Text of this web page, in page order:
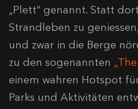
„Plett“ genannt. Statt
Strandleben zu
und zwar in die Berge
zu den sogenannten
einem wahren Hotspot
Parks und Aktivitäten